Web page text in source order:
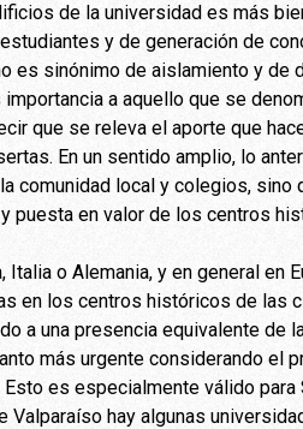
de la universidad es más
y de generación de
es sinónimo de aislamiento y de
a aquello que se
que se releva el aporte que
En un sentido amplio, lo
comunidad local y colegios,
puesta en valor de los centros
Italia o Alemania, y en general
en los centros históricos de las
a una presencia equivalente
más urgente considerando el
es especialmente válido
Valparaíso hay algunas